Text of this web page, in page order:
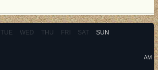
TUE WED THU FRI SAT SUN
AM